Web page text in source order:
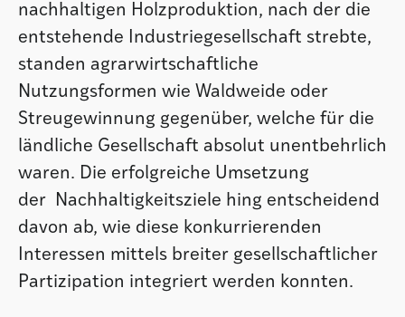
nachhaltigen Holzproduktion, nach der die
entstehende Industriegesellschaft strebte,
standen agrarwirtschaftliche
Nutzungsformen wie Waldweide oder
Streugewinnung gegenüber, welche für die
ländliche Gesellschaft absolut unentbehrlich
waren. Die erfolgreiche Umsetzung
der Nachhaltigkeitsziele hing entscheidend
davon ab, wie diese konkurrierenden
Interessen mittels breiter gesellschaftlicher
Partizipation integriert werden konnten.